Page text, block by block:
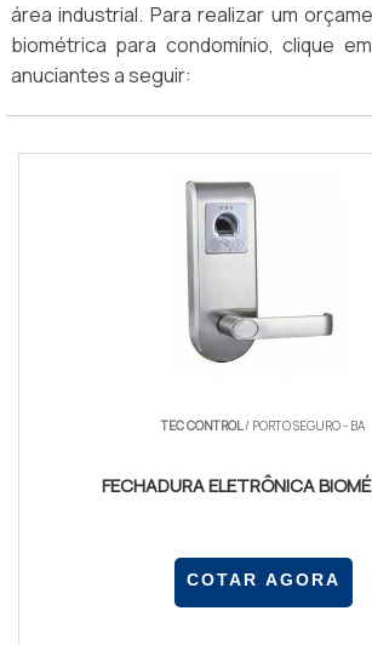
área industrial. Para realizar um
biométrica para condomínio, clique
anuciantes a seguir:
TEC CONTROL/ PORTO SEGURO - BA
FECHADURA ELETRÔNICA
COTAR AGORA